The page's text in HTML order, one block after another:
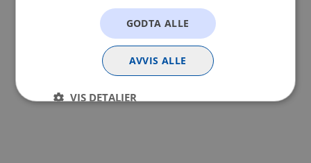
GODTA ALLE
AVVIS ALLE
VIS DETALJER